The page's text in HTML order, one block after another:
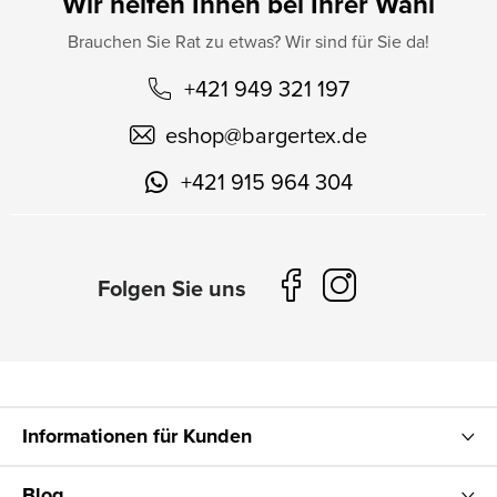
Brauchen Sie Rat zu etwas? Wir sind für Sie da!
+421 949 321 197
eshop@bargertex.de
+421 915 964 304
Informationen für Kunden